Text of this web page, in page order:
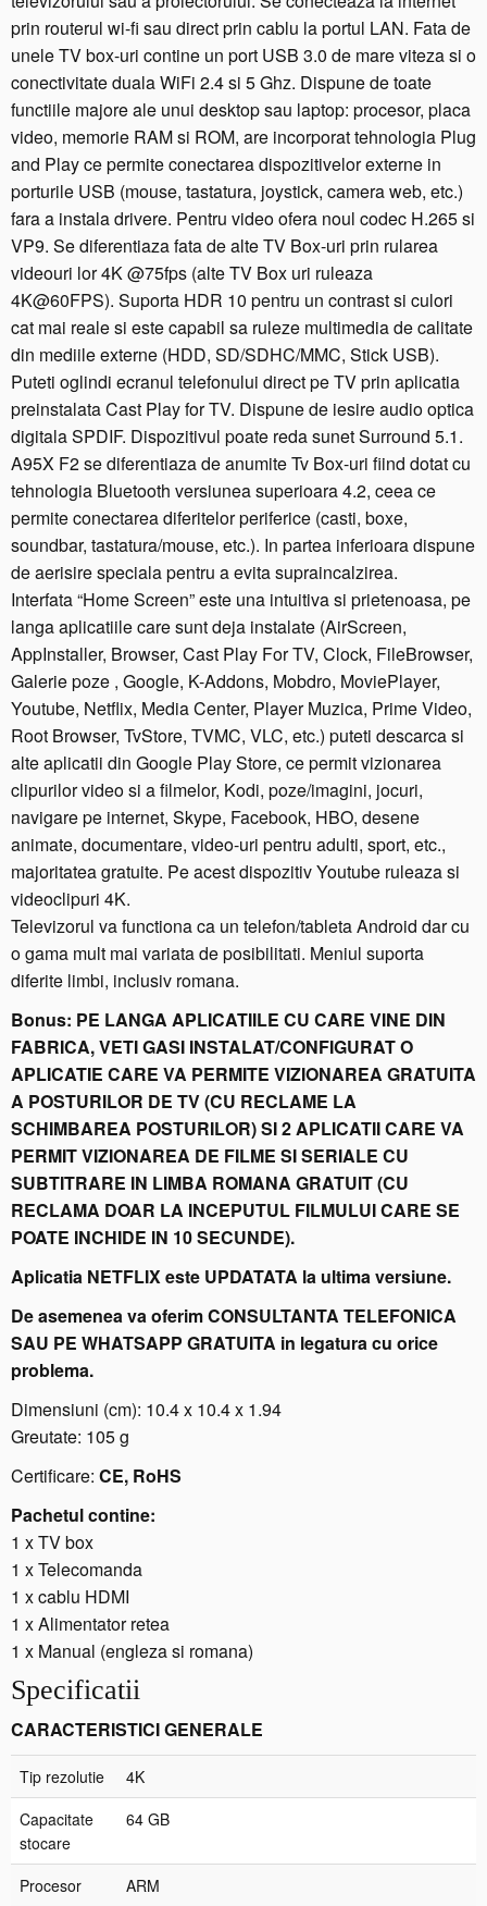
d
-
o
r
e,
4
G
B
R
M,
6
4
G
B,
W
i
F
d
u
a
l
b
a
n
d
2.
4/
5
G
H
z,
B
u
e
o
o
h
4.
2,
H
D
M
I,
U
S
B
3,
n
d
r
i
d
D
i
s
p
a
y
d
g
i
l,
D
prin routerul wi-fi sau direct prin cablu la portul LAN. Fata de
unele TV box-uri contine un port USB 3.0 de mare viteza si o
conectivitate duala WiFi 2.4 si 5 Ghz. Dispune de toate
functiile majore ale unui desktop sau laptop: procesor, placa
video, memorie RAM si ROM, are incorporat tehnologia Plug
and Play ce permite conectarea dispozitivelor externe in
porturile USB (mouse, tastatura, joystick, camera web, etc.)
fara a instala drivere. Pentru video ofera noul codec H.265 si
VP9. Se diferentiaza fata de alte TV Box-uri prin rularea
videouri lor 4K @75fps (alte TV Box uri ruleaza
4K@60FPS). Suporta HDR 10 pentru un contrast si culori
cat mai reale si este capabil sa ruleze multimedia de calitate
din mediile externe (HDD, SD/SDHC/MMC, Stick USB).
Puteti oglindi ecranul telefonului direct pe TV prin aplicatia
preinstalata Cast Play for TV. Dispune de iesire audio optica
digitala SPDIF. Dispozitivul poate reda sunet Surround 5.1.
A95X F2 se diferentiaza de anumite Tv Box-uri fiind dotat cu
tehnologia Bluetooth versiunea superioara 4.2, ceea ce
permite conectarea diferitelor periferice (casti, boxe,
soundbar, tastatura/mouse, etc.). In partea inferioara dispune
de aerisire speciala pentru a evita supraincalzirea.
Interfata “Home Screen” este una intuitiva si prietenoasa, pe
langa aplicatiile care sunt deja instalate (AirScreen,
AppInstaller, Browser, Cast Play For TV, Clock, FileBrowser,
Galerie poze , Google, K-Addons, Mobdro, MoviePlayer,
Youtube, Netflix, Media Center, Player Muzica, Prime Video,
Root Browser, TvStore, TVMC, VLC, etc.) puteti descarca si
alte aplicatii din Google Play Store, ce permit vizionarea
clipurilor video si a filmelor, Kodi, poze/imagini, jocuri,
navigare pe internet, Skype, Facebook, HBO, desene
animate, documentare, video-uri pentru adulti, sport, etc.,
majoritatea gratuite. Pe acest dispozitiv Youtube ruleaza si
videoclipuri 4K.
Televizorul va functiona ca un telefon/tableta Android dar cu
o gama mult mai variata de posibilitati. Meniul suporta
diferite limbi, inclusiv romana.
Bonus: PE LANGA APLICATIILE CU CARE VINE DIN
FABRICA, VETI GASI INSTALAT/CONFIGURAT O
APLICATIE CARE VA PERMITE VIZIONAREA GRATUITA
A POSTURILOR DE TV (CU RECLAME LA
SCHIMBAREA POSTURILOR) SI 2 APLICATII CARE VA
PERMIT VIZIONAREA DE FILME SI SERIALE CU
SUBTITRARE IN LIMBA ROMANA GRATUIT (CU
RECLAMA DOAR LA INCEPUTUL FILMULUI CARE SE
POATE INCHIDE IN 10 SECUNDE).
Aplicatia NETFLIX este UPDATATA la ultima versiune.
De asemenea va oferim CONSULTANTA TELEFONICA
SAU PE WHATSAPP GRATUITA in legatura cu orice
problema.
Dimensiuni (cm): 10.4 x 10.4 x 1.94
Greutate: 105 g
Certificare: CE, RoHS
Pachetul contine:
1 x TV box
1 x Telecomanda
1 x cablu HDMI
1 x Alimentator retea
1 x Manual (engleza si romana)
Specificatii
CARACTERISTICI GENERALE
Tip rezolutie
4K
Capacitate
stocare
64 GB
Procesor
ARM